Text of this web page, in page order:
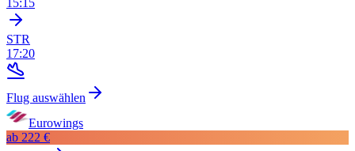
STR
17:20
Flug auswählen
Eurowings
ab 222 €